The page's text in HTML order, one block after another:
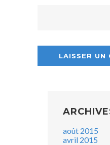
août 2015
avril 2015